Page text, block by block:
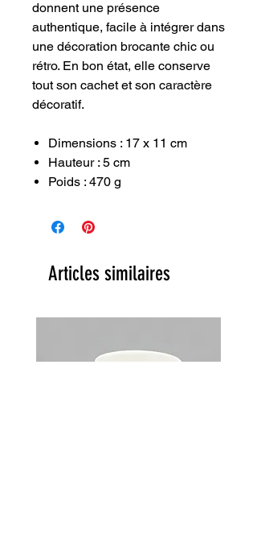
donnent une présence
authentique, facile à intégrer dans
une décoration brocante chic ou
rétro. En bon état, elle conserve
tout son cachet et son caractère
décoratif.
Dimensions : 17 x 11 cm
Hauteur : 5 cm
Poids : 470 g
Articles similaires